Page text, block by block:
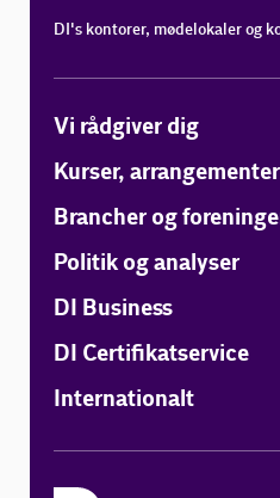
DI's kontorer, mødelokaler og
Vi rådgiver dig
Kurser,
Brancher og
Politik og analyser
DI Business
DI Certifikatservice
Internationalt